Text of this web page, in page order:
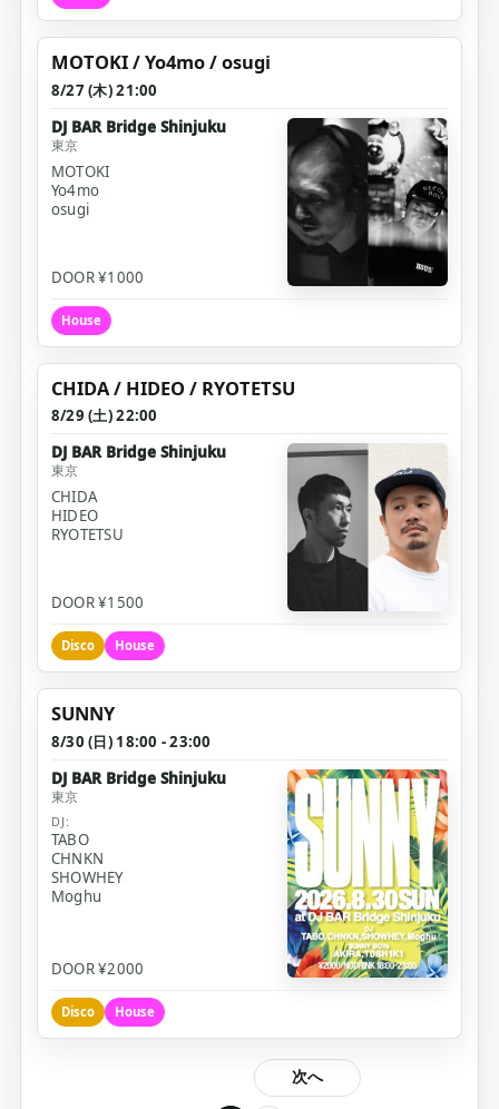
MOTOKI / Yo4mo / osugi
8/27 (木) 21:00
DJ BAR Bridge Shinjuku
東京
MOTOKI
Yo4mo
osugi
DOOR ¥1000
House
CHIDA / HIDEO / RYOTETSU
8/29 (土) 22:00
DJ BAR Bridge Shinjuku
東京
CHIDA
HIDEO
RYOTETSU
DOOR ¥1500
Disco House
SUNNY
8/30 (日) 18:00 - 23:00
DJ BAR Bridge Shinjuku
東京
DJ:
TABO
CHNKN
SHOWHEY
Moghu
DOOR ¥2000
Disco House
次へ